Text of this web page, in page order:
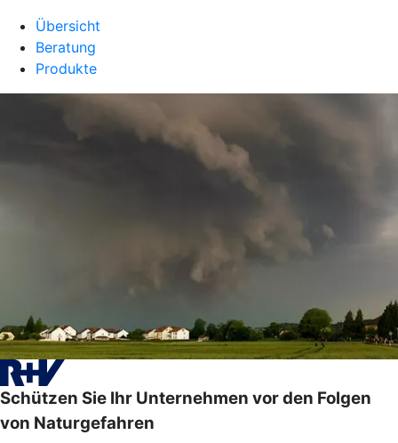
Übersicht
Beratung
Produkte
Schützen Sie Ihr Unternehmen vor den Folgen
von Naturgefahren